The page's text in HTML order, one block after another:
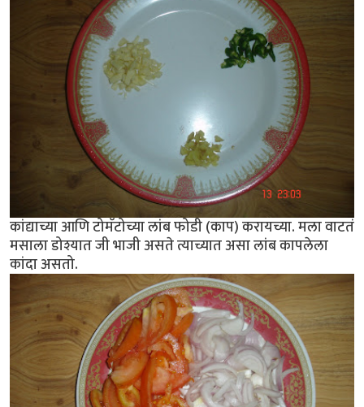
कांद्याच्या आणि टोमॅटोच्या लांब फोडी (काप) करायच्या. मला वाटतं
मसाला डोश्यात जी भाजी असते त्याच्यात असा लांब कापलेला
कांदा असतो.